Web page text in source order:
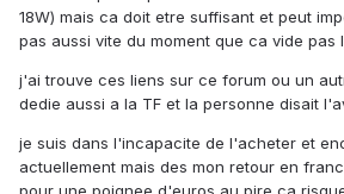
18W) mais ca doit etre suffisant et peut
pas aussi vite du moment que ca vide pas
j'ai trouve ces liens sur ce forum ou un
dedie aussi a la TF et la personne disait
je suis dans l'incapacite de l'acheter et
actuellement mais des mon retour en